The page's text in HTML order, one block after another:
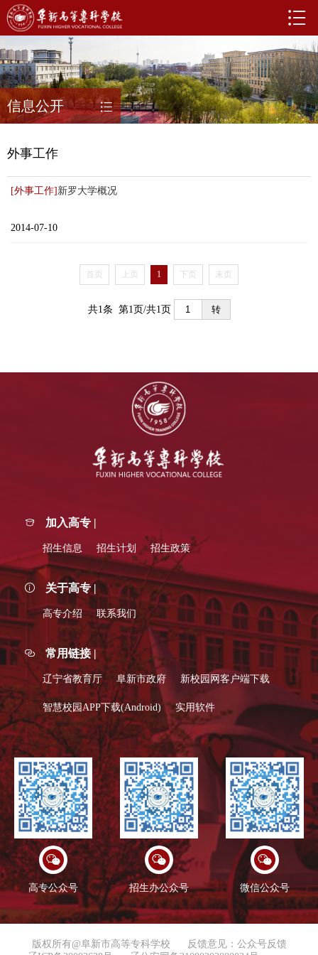
信息公开
外事工作
[外事工作] 新罗大学概况
2014-07-10
首页 上页 1 下页 末页
共1条 第1页/共1页 转
加入高专 |
招生信息 招生计划 招生政策
关于高专 |
高专介绍 联系我们
常用链接 |
辽宁省教育厅 阜新市政府 新校园网客户端下载
智慧校园APP下载(Android) 实用软件
高专公众号 招生办公众号 微信公众号
版权所有@阜新市高等专科学校
反馈意见：公众号反馈